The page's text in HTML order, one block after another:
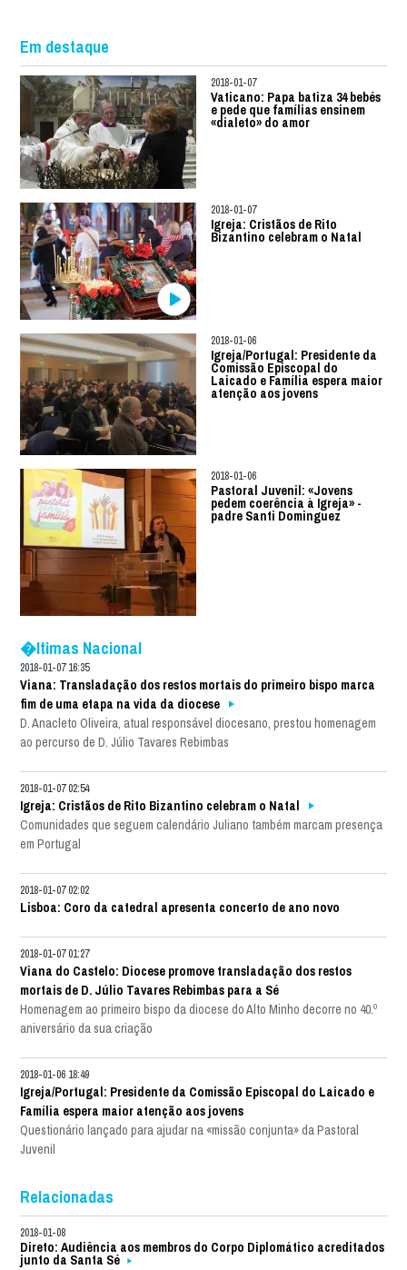
Em destaque
2018-01-07
Vaticano: Papa batiza 34 bebés
e pede que famílias ensinem
«dialeto» do amor
2018-01-07
Igreja: Cristãos de Rito
Bizantino celebram o Natal
2018-01-06
Igreja/Portugal: Presidente da
Comissão Episcopal do
Laicado e Família espera maior
atenção aos jovens
2018-01-06
Pastoral Juvenil: «Jovens
pedem coerência à Igreja» -
padre Santi Dominguez
�ltimas Nacional
2018-01-07 16:35
Viana: Transladação dos restos mortais do primeiro bispo marca
fim de uma etapa na vida da diocese
D. Anacleto Oliveira, atual responsável diocesano, prestou homenagem
ao percurso de D. Júlio Tavares Rebimbas
2018-01-07 02:54
Igreja: Cristãos de Rito Bizantino celebram o Natal
Comunidades que seguem calendário Juliano também marcam presença
em Portugal
2018-01-07 02:02
Lisboa: Coro da catedral apresenta concerto de ano novo
2018-01-07 01:27
Viana do Castelo: Diocese promove transladação dos restos
mortais de D. Júlio Tavares Rebimbas para a Sé
Homenagem ao primeiro bispo da diocese do Alto Minho decorre no 40.º
aniversário da sua criação
2018-01-06 18:49
Igreja/Portugal: Presidente da Comissão Episcopal do Laicado e
Família espera maior atenção aos jovens
Questionário lançado para ajudar na «missão conjunta» da Pastoral
Juvenil
Relacionadas
2018-01-08
Direto: Audiência aos membros do Corpo Diplomático acreditados
junto da Santa Sé